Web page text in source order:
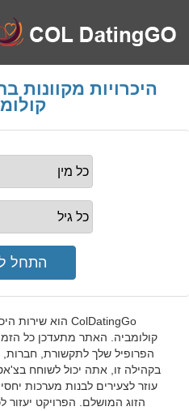
קולומביה. האתר מתעדכן כל
הפרופיל שלך לתקשורת,
בקהילה זו, אתה יכול לשוחח
עוזר לצעירים לבנות מערכות
הזוג המושלם. הפרויקט